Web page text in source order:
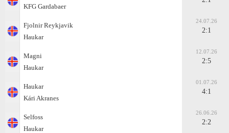
KFG Gardabaer
Fjolnir Reykjavik
Haukar
24.07.26
2:1
Magni
Haukar
12.07.26
2:5
Haukar
Kári Akranes
01.07.26
4:1
Selfoss
Haukar
26.06.26
2:2